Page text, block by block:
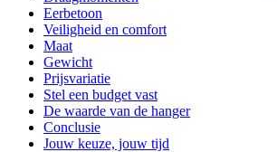
Eerbetoon
Veiligheid en comfort
Maat
Gewicht
Prijsvariatie
Stel een budget vast
De waarde van de hanger
Conclusie
Jouw keuze, jouw tijd